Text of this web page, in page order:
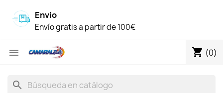
Envio
Envío gratis a partir de 100€
 shopping_cart (0)
search